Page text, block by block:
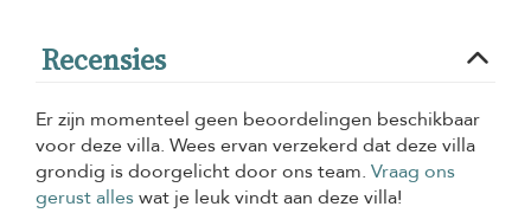
Recensies
Er zijn momenteel geen beoordelingen beschikbaar
voor deze villa. Wees ervan verzekerd dat deze villa
grondig is doorgelicht door ons team. Vraag ons
gerust alleswat je leuk vindt aan deze villa!